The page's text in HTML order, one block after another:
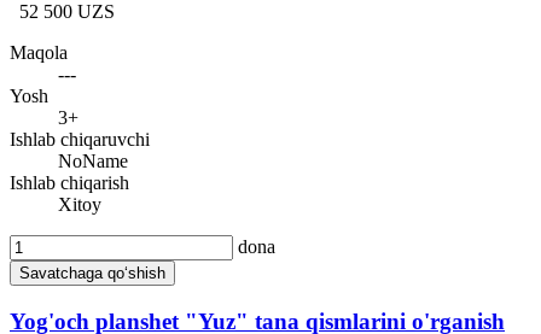
52 500 UZS
Maqola
---
Yosh
3+
Ishlab chiqaruvchi
NoName
Ishlab chiqarish
Xitoy
dona
Savatchaga qo‘shish
Yog'och planshet "Yuz" tana qismlarini o'rganish